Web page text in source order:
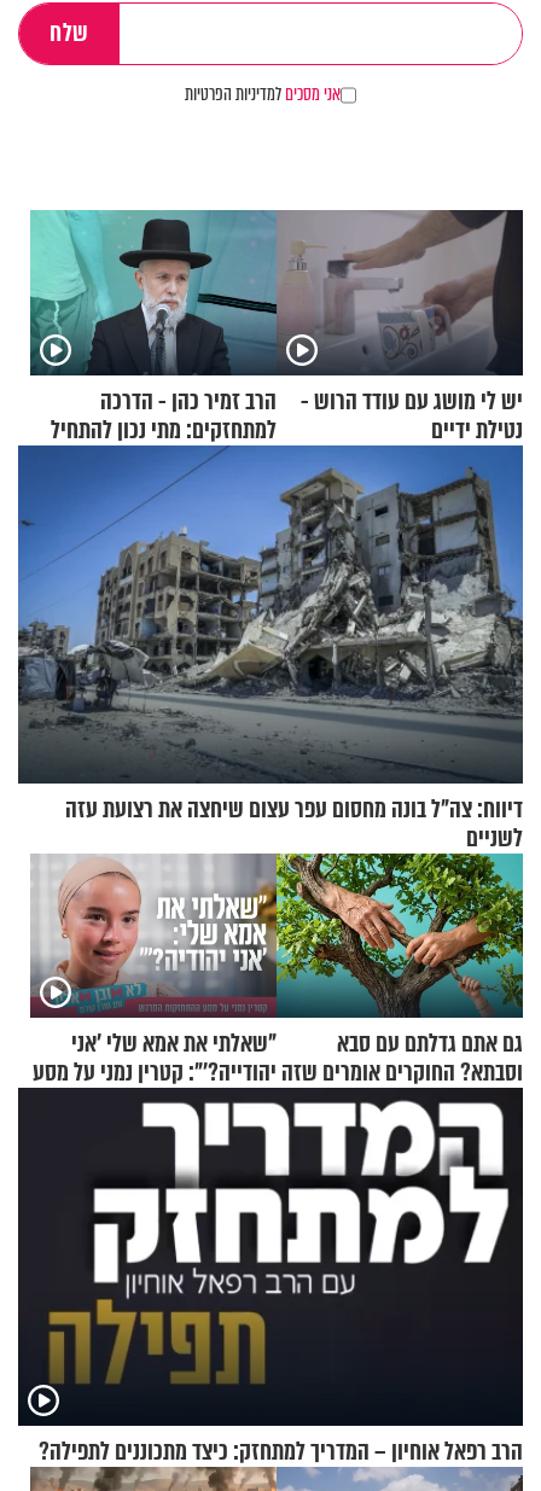
אני מסכיםלמדיניות הפרטיות
יש לי מושג עם עודד הרוש -
נטילת ידיים
הרב זמיר כהן - הדרכה
למתחזקים: מתי נכון להתחיל
עם לבישת הציצית?
דיווח: צה"ל בונה מחסום עפר עצום שיחצה את רצועת עזה
לשניים
גם אתם גדלתם עם סבא
וסבתא? החוקרים אומרים שזה
מתכון מנצח
"שאלתי את אמא שלי 'אני
יהודייה?'": קטרין נמני על מסע
ההתחזקות המרגש
הרב רפאל אוחיון – המדריך למתחזק: כיצד מתכוננים לתפילה?